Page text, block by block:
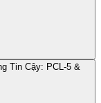
Tin Cậy: PCL-5 &